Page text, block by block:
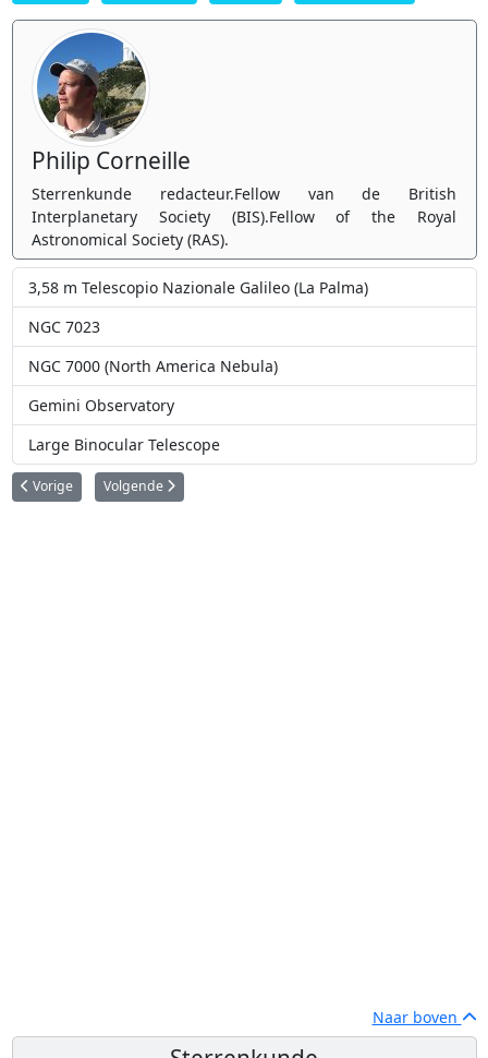
Philip Corneille
Sterrenkunde redacteur.Fellow van de British
Interplanetary Society (BIS).Fellow of the Royal
Astronomical Society (RAS).
3,58 m Telescopio Nazionale Galileo (La Palma)
NGC 7023
NGC 7000 (North America Nebula)
Gemini Observatory
Large Binocular Telescope
Vorig artikel: Great Melbourne Telescope (Australië)
Vorige Volgende artikel: WASP-N: Wide Angle Search for Planets -
Volgende
Naar boven